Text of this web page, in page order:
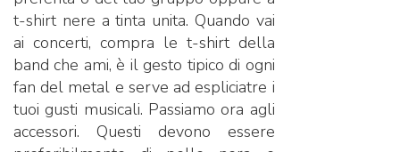
t-shirt nere a tinta unita. Quando vai
ai concerti, compra le t-shirt della
band che ami, è il gesto tipico di ogni
fan del metal e serve ad espliciatre i
tuoi gusti musicali. Passiamo ora agli
accessori. Questi devono essere